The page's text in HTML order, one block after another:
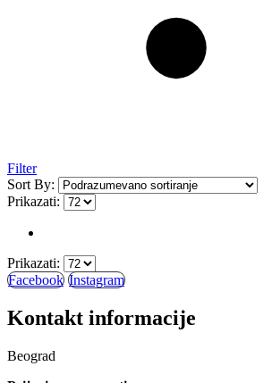
Filter
Sort By:
Prikazati:
Prikazati:
Facebook Instagram
Kontakt informacije
Beograd